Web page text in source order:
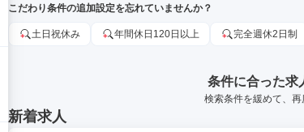
こだわり条件の追加設定を忘れていませんか？
土日祝休み 年間休日120日以上 完全週休2日制
条件に合った求
検索条件を緩めて、
新着求人